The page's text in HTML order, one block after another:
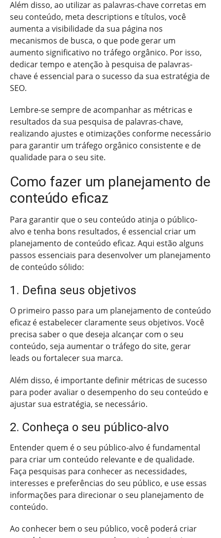
Além disso, ao utilizar as palavras-chave corretas em
seu conteúdo, meta descriptions e títulos, você
aumenta a visibilidade da sua página nos
mecanismos de busca, o que pode gerar um
aumento significativo no tráfego orgânico. Por isso,
dedicar tempo e atenção à pesquisa de palavras-
chave é essencial para o sucesso da sua estratégia de
SEO.
Lembre-se sempre de acompanhar as métricas e
resultados da sua pesquisa de palavras-chave,
realizando ajustes e otimizações conforme necessário
para garantir um tráfego orgânico consistente e de
qualidade para o seu site.
Como fazer um planejamento de
conteúdo eficaz
Para garantir que o seu conteúdo atinja o público-
alvo e tenha bons resultados, é essencial criar um
planejamento de conteúdo eficaz. Aqui estão alguns
passos essenciais para desenvolver um planejamento
de conteúdo sólido:
1. Defina seus objetivos
O primeiro passo para um planejamento de conteúdo
eficaz é estabelecer claramente seus objetivos. Você
precisa saber o que deseja alcançar com o seu
conteúdo, seja aumentar o tráfego do site, gerar
leads ou fortalecer sua marca.
Além disso, é importante definir métricas de sucesso
para poder avaliar o desempenho do seu conteúdo e
ajustar sua estratégia, se necessário.
2. Conheça o seu público-alvo
Entender quem é o seu público-alvo é fundamental
para criar um conteúdo relevante e de qualidade.
Faça pesquisas para conhecer as necessidades,
interesses e preferências do seu público, e use essas
informações para direcionar o seu planejamento de
conteúdo.
Ao conhecer bem o seu público, você poderá criar